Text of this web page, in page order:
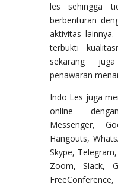
les sehingga
berbenturan
aktivitas
terbukti
sekarang
penawaran
Indo Les juga
online
Messenger,
Hangouts,
Skype,
Zoom, Slack,